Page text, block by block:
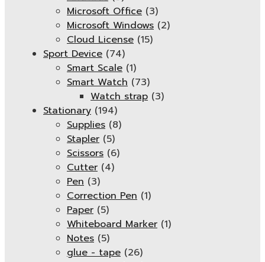
Microsoft Office (3)
Microsoft Windows (2)
Cloud License (15)
Sport Device (74)
Smart Scale (1)
Smart Watch (73)
Watch strap (3)
Stationary (194)
Supplies (8)
Stapler (5)
Scissors (6)
Cutter (4)
Pen (3)
Correction Pen (1)
Paper (5)
Whiteboard Marker (1)
Notes (5)
glue - tape (26)